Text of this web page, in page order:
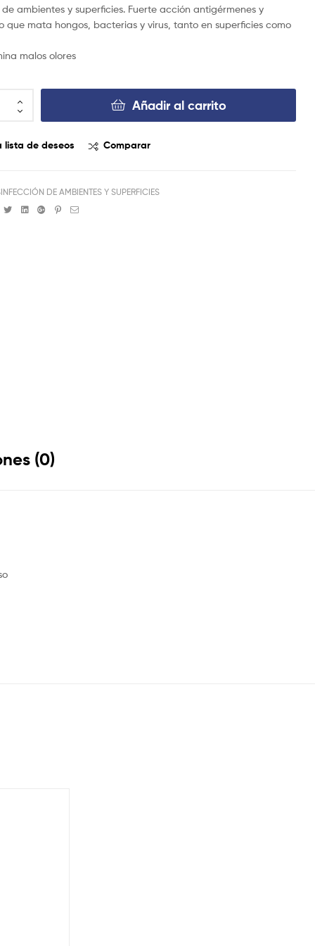
ambientes y superficies. Fuerte acción antigérmenes y
que mata hongos, bacterias y virus, tanto en superficies como
malos olores
Añadir al carrito
lista de deseos Comparar
DE AMBIENTES Y SUPERFICIES
FacebookTwitterLinkedinGoogle+Pinterest
Email
(0)